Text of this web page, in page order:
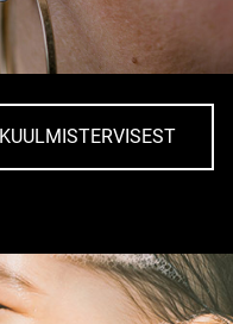
KUULMISTERVISEST